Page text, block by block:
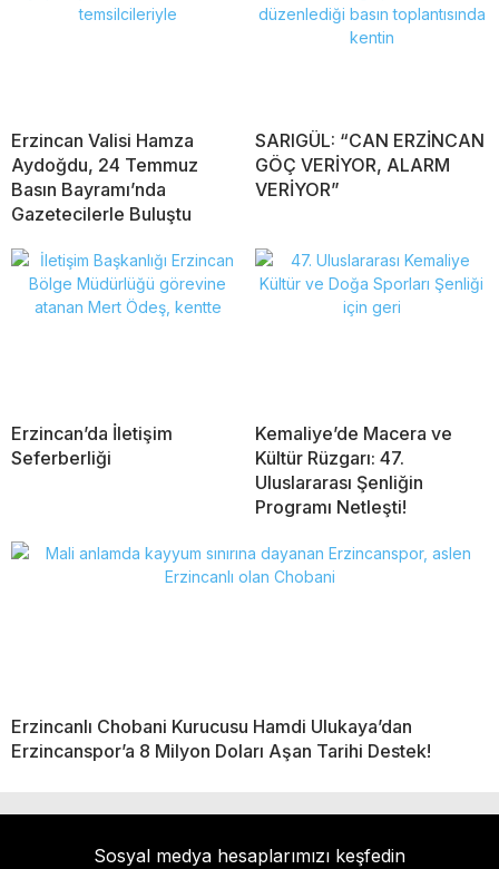
Erzincan Valisi Hamza
Aydoğdu, 24 Temmuz
Basın Bayramı’nda
Gazetecilerle Buluştu
SARIGÜL: “CAN ERZİNCAN
GÖÇ VERİYOR, ALARM
VERİYOR”
Erzincan’da İletişim
Seferberliği
Kemaliye’de Macera ve
Kültür Rüzgarı: 47.
Uluslararası Şenliğin
Programı Netleşti!
Erzincanlı Chobani Kurucusu Hamdi Ulukaya’dan
Erzincanspor’a 8 Milyon Doları Aşan Tarihi Destek!
Sosyal medya hesaplarımızı keşfedin